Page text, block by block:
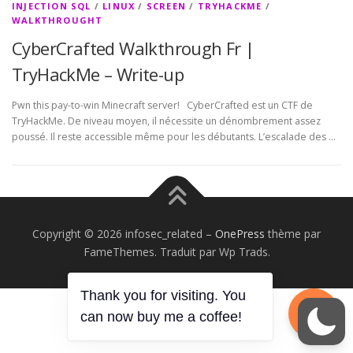
INJECTION SQL / LINUX / SCREEN / TRYHACKME /
WALKTHROUGHT
CyberCrafted Walkthrough Fr |
TryHackMe – Write-up
Pwn this pay-to-win Minecraft server! CyberCrafted est un CTF de
TryHackMe. De niveau moyen, il nécessite un dénombrement assez
poussé. Il reste accessible même pour les débutants. L’escalade des …
Copyright © 2026 infosec_related – OnePress thème par
FameThemes. Traduit par Wp Trads.
Thank you for visiting. You
can now buy me a coffee!